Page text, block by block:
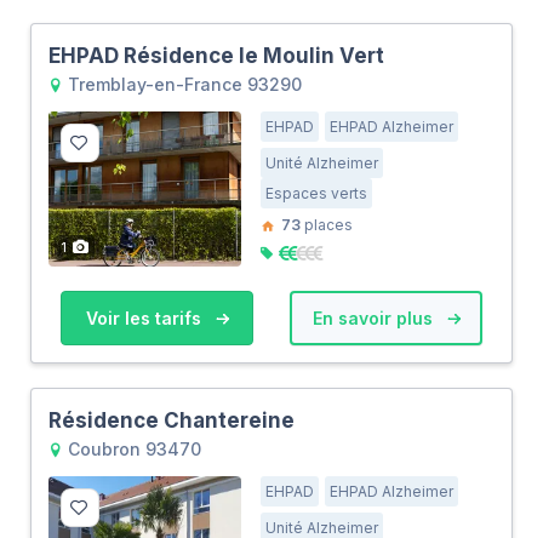
EHPAD Résidence le Moulin Vert
Tremblay-en-France 93290
1
EHPAD
EHPAD Alzheimer
Unité Alzheimer
Espaces verts
73 places
Voir les tarifs En savoir plus
Résidence Chantereine
Coubron 93470
EHPAD
EHPAD Alzheimer
Unité Alzheimer